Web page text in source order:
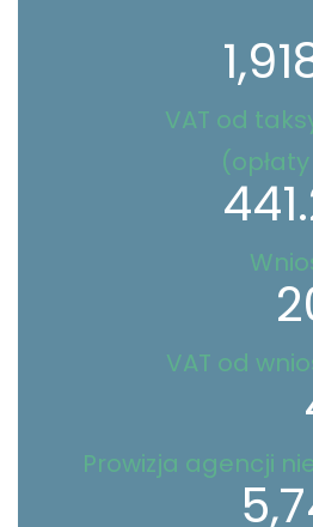
VAT od
VAT od
Prowizja agencji